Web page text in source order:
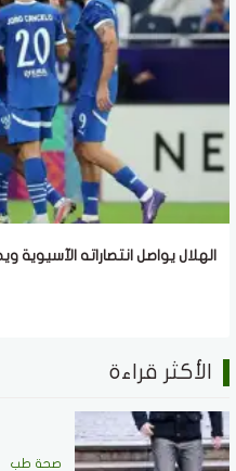
الهلال يواصل انتصاراته
الأكثر قراءة
صحة طب